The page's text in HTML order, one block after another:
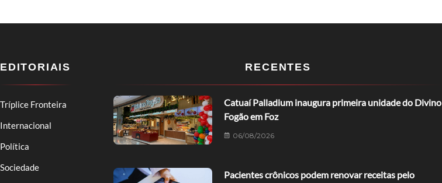
EDITORIAIS
Tríplice Fronteira
Internacional
Política
Sociedade
RECENTES
Catuaí Palladium inaugura primeira unidade do Divino
Fogão em Foz
06/08/2026
Pacientes crônicos podem renovar receitas pelo